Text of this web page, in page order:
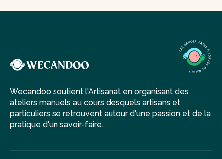
Wecandoo soutient l'Artisanat en organisant des
ateliers manuels au cours desquels artisans et
particuliers se retrouvent autour d'une passion et de la
pratique d'un savoir-faire.